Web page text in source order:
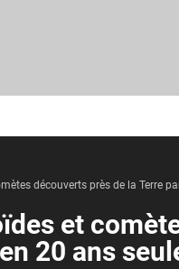
découverts près de la Terre
et
20 ans